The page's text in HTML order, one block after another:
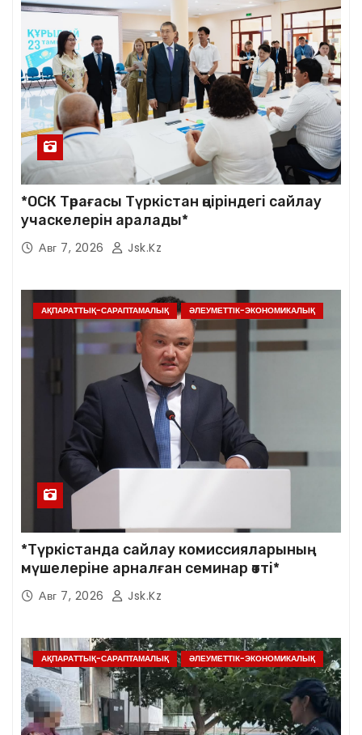
*ОСК Төрағасы Түркістан өңіріндегі сайлау
учаскелерін аралады*
Авг 7, 2026 Jsk.kz
АҚПАРАТТЫҚ-САРАПТАМАЛЫҚ ӘЛЕУМЕТТІК-ЭКОНОМИКАЛЫҚ
*Түркістанда сайлау комиссияларының
мүшелеріне арналған семинар өтті*
Авг 7, 2026 Jsk.kz
АҚПАРАТТЫҚ-САРАПТАМАЛЫҚ ӘЛЕУМЕТТІК-ЭКОНОМИКАЛЫҚ